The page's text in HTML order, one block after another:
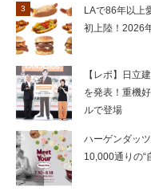
LAで86年以上
初上陸！2026
【レポ】日立
を発表！重機
ルで登場
ハーゲンダッ
10,000通りの“